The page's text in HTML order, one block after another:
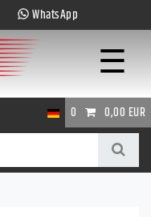
WhatsApp
☰
0 0,00 EUR